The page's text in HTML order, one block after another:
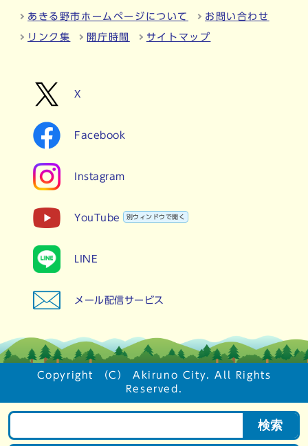
検索
あきる野市ホームページについて お問い合わせ
リンク集 開庁時間 サイトマップ
X
Facebook
Instagram
YouTube 別ウィンドウで開く
LINE
メール配信サービス
Copyright （C） Akiruno City. All Rights
Reserved.